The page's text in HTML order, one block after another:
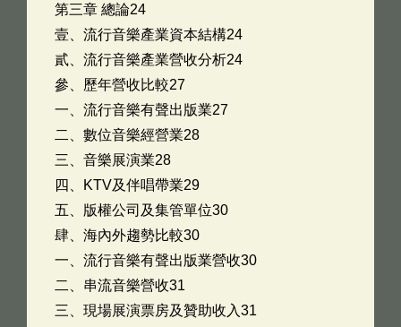
第三章 總論24
壹、流行音樂產業資本結構24
貳、流行音樂產業營收分析24
參、歷年營收比較27
一、流行音樂有聲出版業27
二、數位音樂經營業28
三、音樂展演業28
四、KTV及伴唱帶業29
五、版權公司及集管單位30
肆、海內外趨勢比較30
一、流行音樂有聲出版業營收30
二、串流音樂營收31
三、現場展演票房及贊助收入31